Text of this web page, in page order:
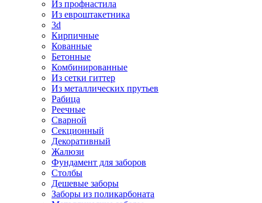
Из профнастила
Из евроштакетника
3d
Кирпичные
Кованные
Бетонные
Комбинированные
Из сетки гиттер
Из металлических прутьев
Рабица
Реечные
Сварной
Секционный
Декоративный
Жалюзи
Фундамент для заборов
Столбы
Дешевые заборы
Заборы из поликарбоната